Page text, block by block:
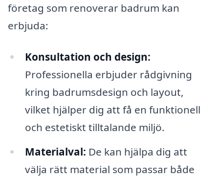
företag som renoverar badrum kan
erbjuda:
Konsultation och design:
Professionella erbjuder rådgivning
kring badrumsdesign och layout,
vilket hjälper dig att få en funktionell
och estetiskt tilltalande miljö.
Materialval: De kan hjälpa dig att
välja rätt material som passar både